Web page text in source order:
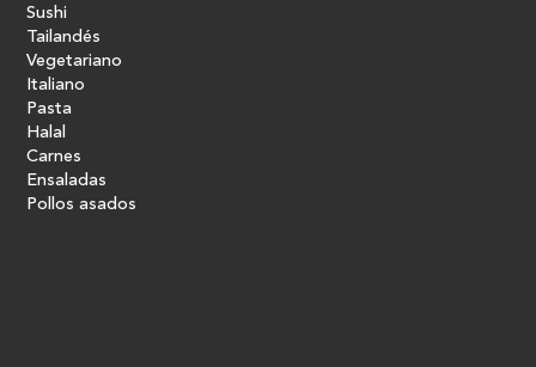
Sushi
Tailandés
Vegetariano
Italiano
Pasta
Halal
Carnes
Ensaladas
Pollos asados